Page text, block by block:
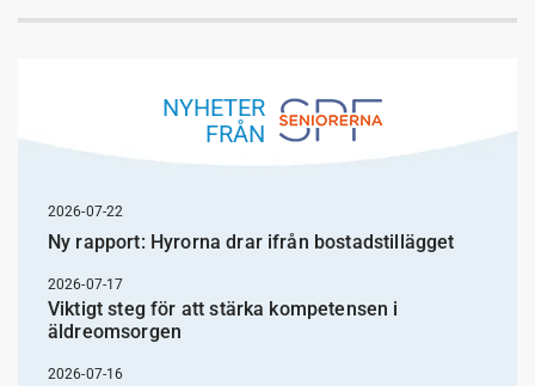
NYHETER
FRÅN
2026-07-22
Ny rapport: Hyrorna drar ifrån bostadstillägget
2026-07-17
Viktigt steg för att stärka kompetensen i
äldreomsorgen
2026-07-16